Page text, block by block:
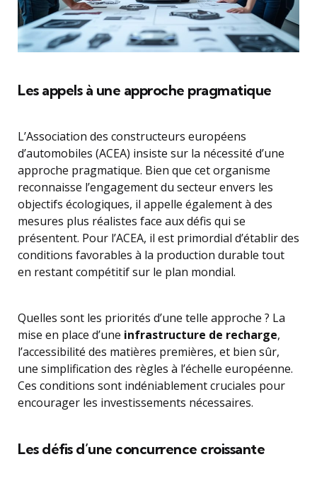
Les appels à une approche pragmatique
L’Association des constructeurs européens
d’automobiles (ACEA) insiste sur la nécessité d’une
approche pragmatique. Bien que cet organisme
reconnaisse l’engagement du secteur envers les
objectifs écologiques, il appelle également à des
mesures plus réalistes face aux défis qui se
présentent. Pour l’ACEA, il est primordial d’établir des
conditions favorables à la production durable tout
en restant compétitif sur le plan mondial.
Quelles sont les priorités d’une telle approche ? La
mise en place d’une infrastructure de recharge,
l’accessibilité des matières premières, et bien sûr,
une simplification des règles à l’échelle européenne.
Ces conditions sont indéniablement cruciales pour
encourager les investissements nécessaires.
Les défis d’une concurrence croissante